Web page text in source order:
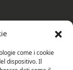
come i cookie
dispositivo. Il